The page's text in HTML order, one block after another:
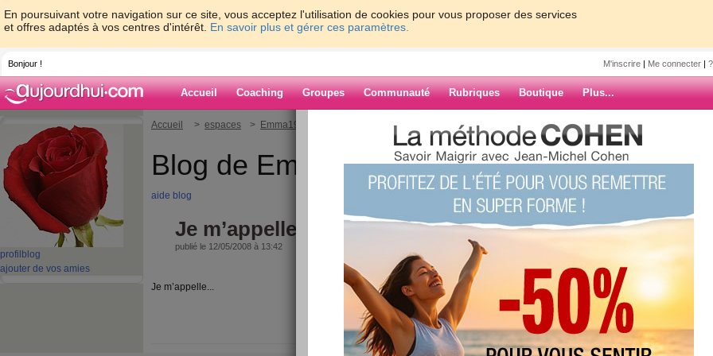
En poursuivant votre navigation sur ce site, vous acceptez l'utilisation de cookies pour vous proposer des services
et offres adaptés à vos centres d'intérêt. En savoir plus et gérer ces paramètres.
Bonjour ! M'inscrire | Me connecter |
Accueil Coaching Groupes Communauté Rubriques Boutique Plus...
profil blog
ajouter de vos amies
Accueil > espaces > Emma196440 > Je m’appelle...
Blog de Emma196440
aide blog
Je m’appelle...
publié le 12/05/2008 à 13:42
Je m’appelle...
(5) commentaires
ARCHIVES